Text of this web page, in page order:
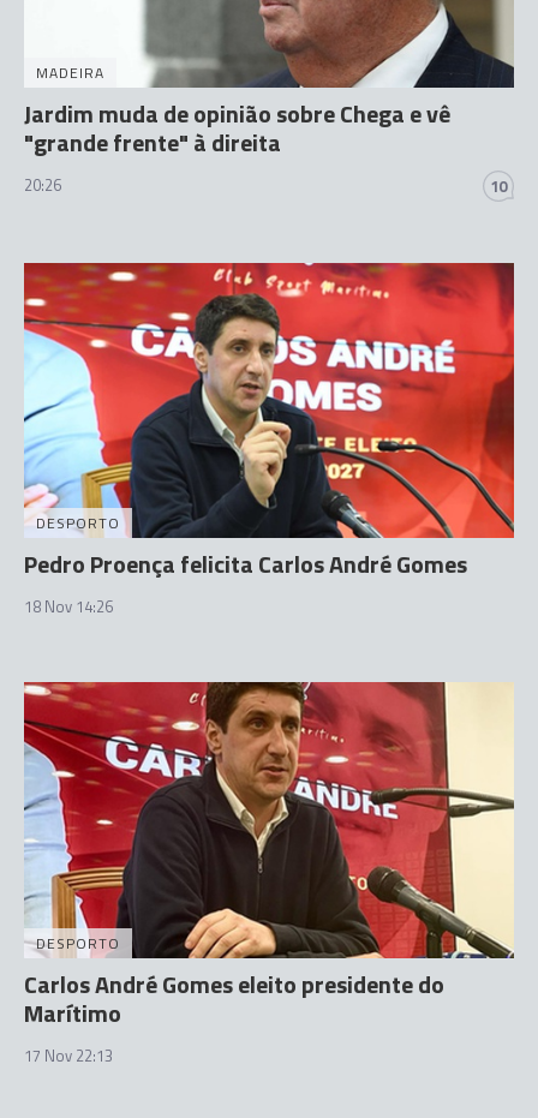
MADEIRA
Jardim muda de opinião sobre Chega e vê
"grande frente" à direita
20:26 10
DESPORTO
Pedro Proença felicita Carlos André Gomes
18 Nov 14:26
DESPORTO
Carlos André Gomes eleito presidente do
Marítimo
17 Nov 22:13